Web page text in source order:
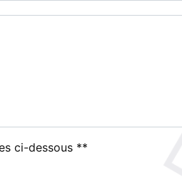
ci-dessous **